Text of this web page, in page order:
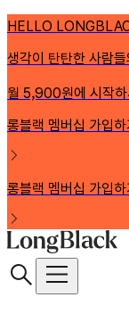
HELLO
생각이 탄탄한 사람
월 5,900원에 시작
롱블랙 멤버십 가입하
롱블랙 멤버십 가입하